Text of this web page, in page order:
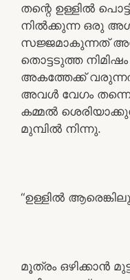
തന്റെ ഉള്ളിൽ
നിൽക്കുന്ന ഒരു
സജ്ജമാകുന്നത്
തൊട്ടടുത്ത
അകത്തേക്ക്
അവൾ വേഗം
കമ്മൽ
മുമ്പിൽ നിന്നു.
“ഉള്ളിൽ
മൂത്രം ഒഴിക്കാൻ